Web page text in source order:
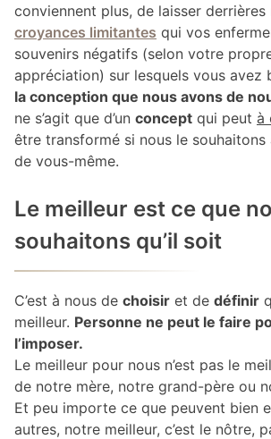
conviennent plus, de laisser derrières
croyances limitantes qui vos
souvenirs négatifs (selon votre
appréciation) sur lesquels vous avez
la conception que nous avons de
ne s’agit que d’un concept qui peut à
être transformé si nous le
de vous-même.
Le meilleur est ce que
souhaitons qu’il soit
C’est à nous de choisir et de définir
meilleur. Personne ne peut le faire
l’imposer.
Le meilleur pour nous n’est pas le
de notre mère, notre grand-père ou
Et peu importe ce que peuvent bien
autres, notre meilleur, c’est le nôtre,